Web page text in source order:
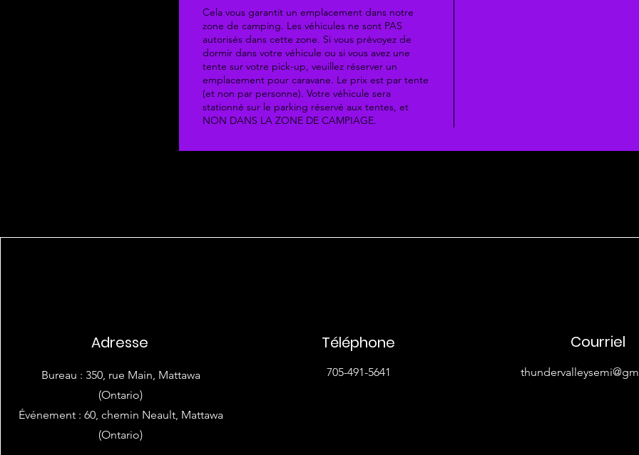
Cela vous garantit un emplacement dans notre
zone de camping. Les véhicules ne sont PAS
autorisés dans cette zone. Si vous prévoyez de
dormir dans votre véhicule ou si vous avez une
tente sur votre pick-up, veuillez réserver un
emplacement pour caravane. Le prix est par tente
(et non par personne). Votre véhicule sera
stationné sur le parking réservé aux tentes, et
NON DANS LA ZONE DE CAMPIAGE.
Adresse
Bureau : 350, rue Main, Mattawa
(Ontario)
Événement : 60, chemin Neault, Mattawa
(Ontario)
Téléphone
705-491-5641
Courriel